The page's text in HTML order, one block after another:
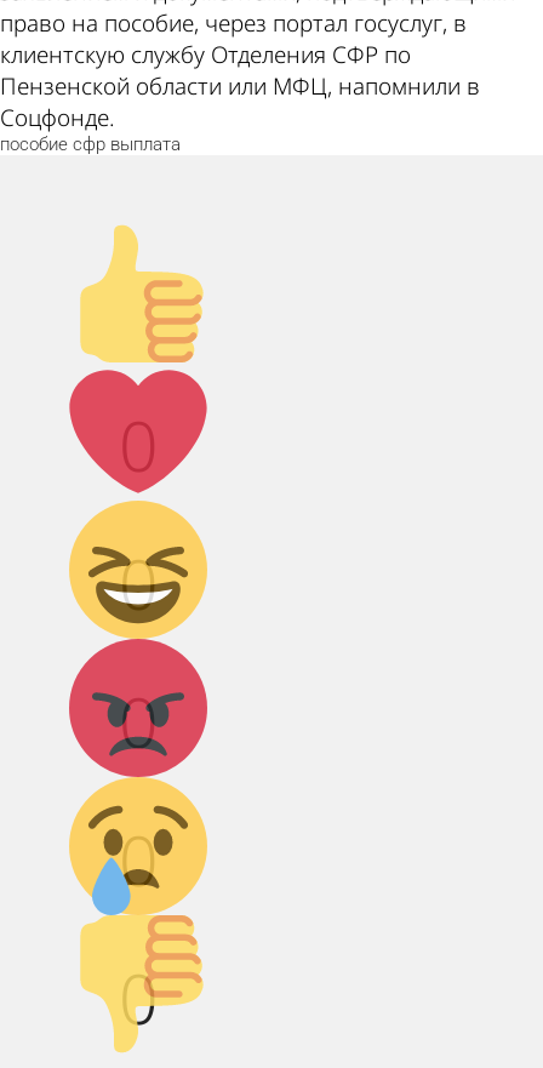
право на пособие, через портал госуслуг, в
клиентскую службу Отделения СФР по
Пензенской области или МФЦ, напомнили в
Соцфонде.
пособие сфр выплата
Палец
вверх!
0
Лайк!
0
Дикий смех!
0
Агрессия!
0
Грусть :(
0
Палец вниз!